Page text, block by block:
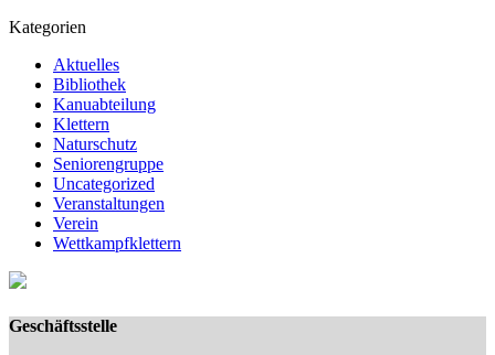
Kategorien
Aktuelles
Bibliothek
Kanuabteilung
Klettern
Naturschutz
Seniorengruppe
Uncategorized
Veranstaltungen
Verein
Wettkampfklettern
Geschäftsstelle